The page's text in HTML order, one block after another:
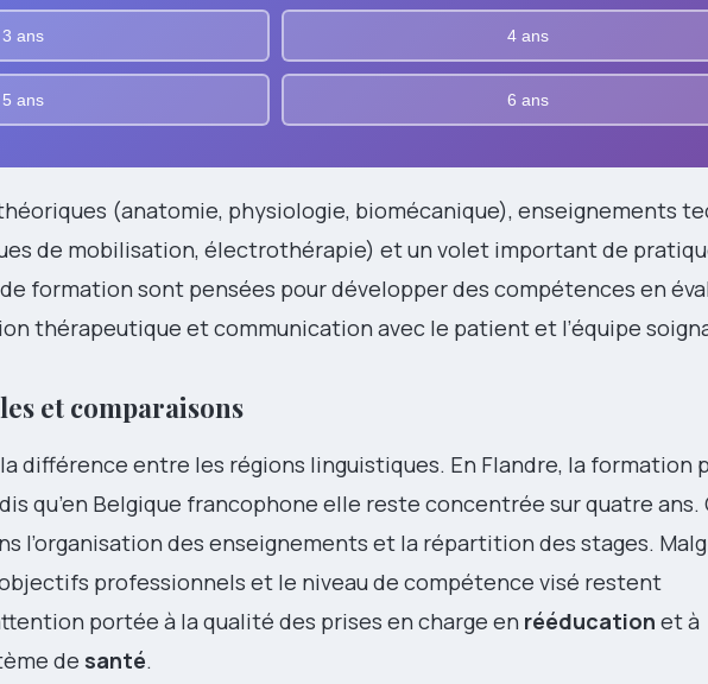
3 ans 4 ans
5 ans 6 ans
(anatomie, physiologie, biomécanique), enseignements
de mobilisation, électrothérapie) et un volet important de
formation sont pensées pour développer des compétences en
thérapeutique et communication avec le patient et l’équipe
et comparaisons
différence entre les régions linguistiques. En Flandre, la formation
qu’en Belgique francophone elle reste concentrée sur quatre ans.
l’organisation des enseignements et la répartition des stages.
professionnels et le niveau de compétence visé restent
portée à la qualité des prises en charge en rééducation et à
de santé.